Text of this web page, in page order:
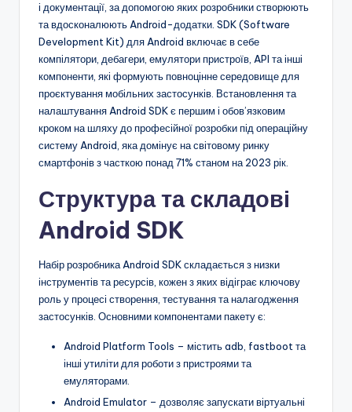
і документації, за допомогою яких розробники створюють
та вдосконалюють Android-додатки. SDK (Software
Development Kit) для Android включає в себе
компілятори, дебагери, емулятори пристроїв, API та інші
компоненти, які формують повноцінне середовище для
проєктування мобільних застосунків. Встановлення та
налаштування Android SDK є першим і обов’язковим
кроком на шляху до професійної розробки під операційну
систему Android, яка домінує на світовому ринку
смартфонів з часткою понад 71% станом на 2023 рік.
Структура та складові
Android SDK
Набір розробника Android SDK складається з низки
інструментів та ресурсів, кожен з яких відіграє ключову
роль у процесі створення, тестування та налагодження
застосунків. Основними компонентами пакету є:
Android Platform Tools – містить adb, fastboot та
інші утиліти для роботи з пристроями та
емуляторами.
Android Emulator – дозволяє запускати віртуальні